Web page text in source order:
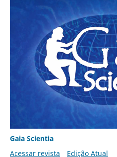
Gaia Scientia
Acessar revista
Edição Atual